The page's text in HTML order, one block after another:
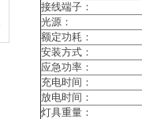
接线端子：
光源：
额定功耗：
安装方式：
应急功率：
充电时间：
放电时间：
灯具重量：